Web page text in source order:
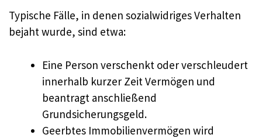
Typische Fälle, in denen sozialwidriges Verhalten
bejaht wurde, sind etwa:
Eine Person verschenkt oder verschleudert
innerhalb kurzer Zeit Vermögen und
beantragt anschließend
Grundsicherungsgeld.
Geerbtes Immobilienvermögen wird